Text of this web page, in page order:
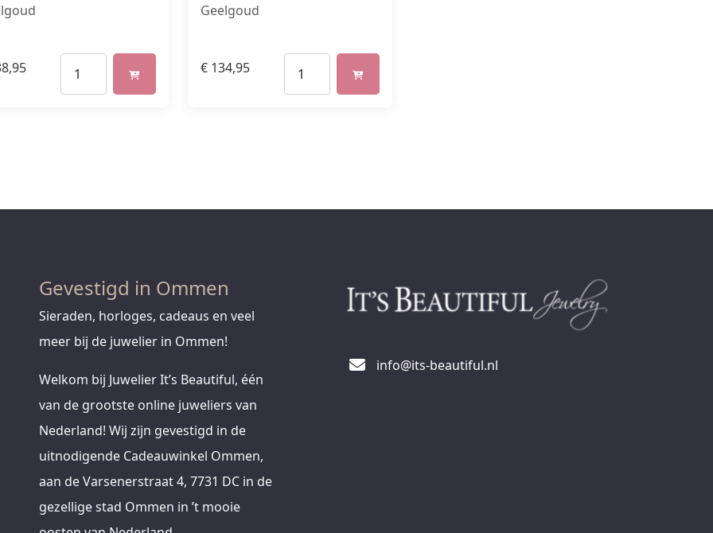
Geelgoud
€134,95
Gevestigd in Ommen
Sieraden, horloges, cadeaus en veel
meer bij de juwelier in Ommen!
Welkom bij Juwelier It’s Beautiful, één
van de grootste online juweliers van
Nederland! Wij zijn gevestigd in de
uitnodigende Cadeauwinkel Ommen,
aan de Varsenerstraat 4, 7731 DC in de
gezellige stad Ommen in ’t mooie
info@its-beautiful.nl